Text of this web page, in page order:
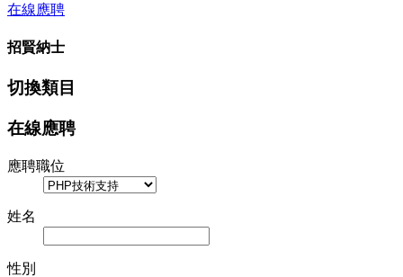
在線應聘
招賢納士
切換類目
在線應聘
應聘職位
姓名
性別